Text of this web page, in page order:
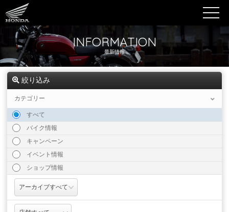
INFORMATION
最新情報
絞り込み
カテゴリー
すべて
バイク情報
キャンペーン
イベント情報
ショップ情報